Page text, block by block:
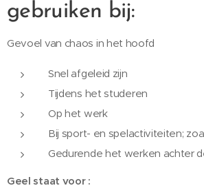
gebruiken bij:
Gevoel van chaos in het hoofd
Snel afgeleid zijn
Tijdens het studeren
Op het werk
Bij sport- en spelactiviteiten;
Gedurende het werken achter
Geel staat voor :